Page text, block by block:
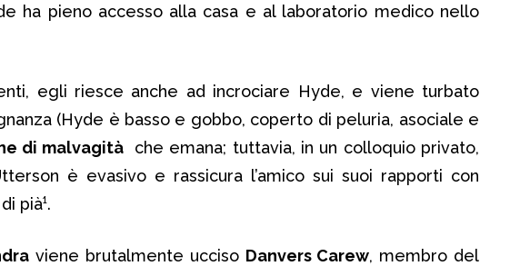
ha pieno accesso alla casa e al laboratorio medico nello
egli riesce anche ad incrociare Hyde, e viene turbato
(Hyde è basso e gobbo, coperto di peluria, asociale e
di malvagità
che emana; tuttavia, in un colloquio privato,
è evasivo e rassicura l’amico sui suoi rapporti con
pià¹.
viene brutalmente ucciso Danvers Carew, membro del